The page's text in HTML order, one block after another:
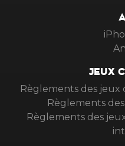
JEUX
Règlements des jeux
Règlements
Règlements des